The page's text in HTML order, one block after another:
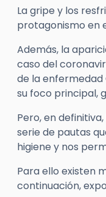
La gripe y los
protagonismo en
Además, la
caso del
de la enfermedad
su foco principal,
Pero, en
serie de pautas
higiene y nos
Para ello existen
continuación,